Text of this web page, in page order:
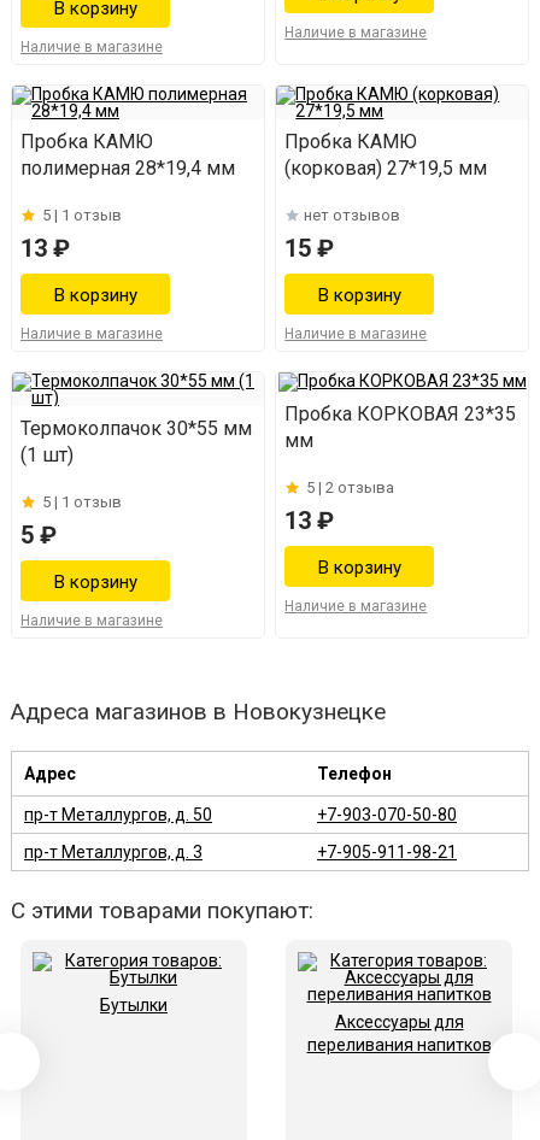
Наличие в магазине
Наличие в магазине
Пробка КАМЮ
полимерная 28*19,4 мм
5 | 1 отзыв
13 ₽
Наличие в магазине
Пробка КАМЮ
(корковая) 27*19,5 мм
нет отзывов
15 ₽
Наличие в магазине
Термоколпачок 30*55 мм
(1 шт)
5 | 1 отзыв
5 ₽
Наличие в магазине
Пробка КОРКОВАЯ 23*35
мм
5 |2 отзыва
13 ₽
Наличие в магазине
Адреса магазинов в Новокузнецке
Адрес Телефон
пр-т Металлургов, д. 50
+7-903-070-50-80
пр-т Металлургов, д. 3
+7-905-911-98-21
С этими товарами покупают:
Бутылки
Аксессуары для
переливания напитков